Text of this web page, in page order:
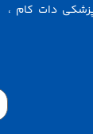
دات کام ،